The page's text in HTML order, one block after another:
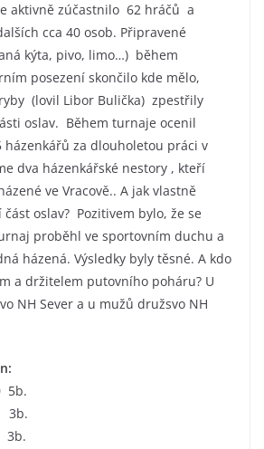
aktivně zúčastnilo 62 hráčů a
cca 40 osob. Připravené
kýta, pivo, limo…) během
posezení skončilo kde mělo,
(lovil Libor Bulička) zpestřily
oslav. Během turnaje ocenil
házenkářů za dlouholetou práci v
dva házenkářské nestory , kteří
ve Vracově.. A jak vlastně
oslav? Pozitivem bylo, že se
proběhl ve sportovním duchu a
házená. Výsledky byly těsné. A kdo
a držitelem putovního poháru? U
NH Sever a u mužů družsvo NH
žen:
5b.
3b.